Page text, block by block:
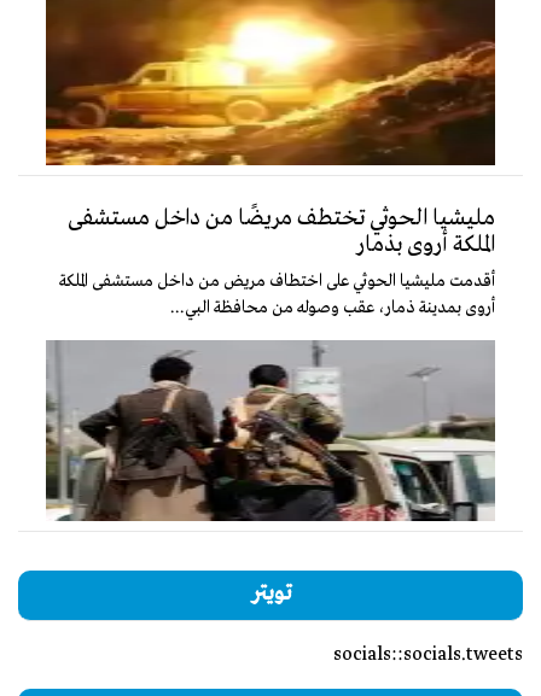
مليشيا الحوثي تختطف مريضًا من داخل مستشفى
الملكة أروى بذمار
أقدمت مليشيا الحوثي على اختطاف مريض من داخل مستشفى الملكة
أروى بمدينة ذمار، عقب وصوله من محافظة البي...
تويتر
socials::socials.tweets